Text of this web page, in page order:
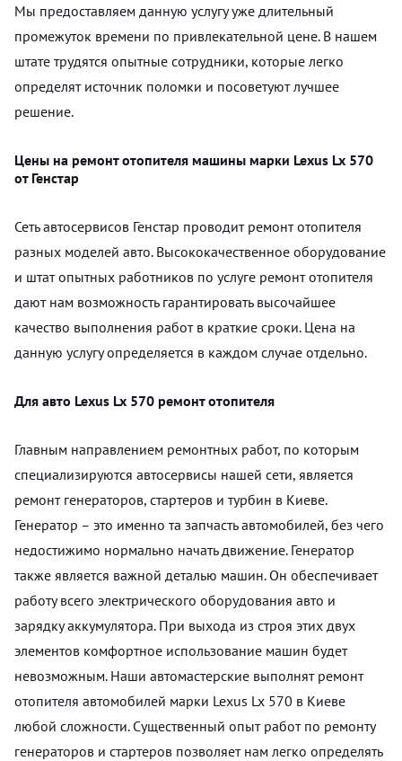
Мы предоставляем данную услугу уже длительный
промежуток времени по привлекательной цене. В нашем
штате трудятся опытные сотрудники, которые легко
определят источник поломки и посоветуют лучшее
решение.
Цены на ремонт отопителя машины марки Lexus Lx 570
от Генстар
Сеть автосервисов Генстар проводит ремонт отопителя
разных моделей авто. Высококачественное оборудование
и штат опытных работников по услуге ремонт отопителя
дают нам возможность гарантировать высочайшее
качество выполнения работ в краткие сроки. Цена на
данную услугу определяется в каждом случае отдельно.
Для авто Lexus Lx 570 ремонт отопителя
Главным направлением ремонтных работ, по которым
специализируются автосервисы нашей сети, является
ремонт генераторов, стартеров и турбин в Киеве.
Генератор – это именно та запчасть автомобилей, без чего
недостижимо нормально начать движение. Генератор
также является важной деталью машин. Он обеспечивает
работу всего электрического оборудования авто и
зарядку аккумулятора. При выхода из строя этих двух
элементов комфортное использование машин будет
невозможным. Наши автомастерские выполнят ремонт
отопителя автомобилей марки Lexus Lx 570 в Киеве
любой сложности. Существенный опыт работ по ремонту
генераторов и стартеров позволяет нам легко определять